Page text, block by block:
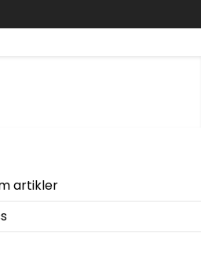
artikler